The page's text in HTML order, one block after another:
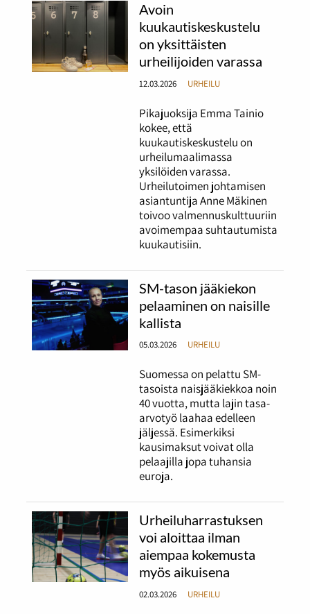
Avoin
kuukautiskeskustelu
on yksittäisten
urheilijoiden varassa
12.03.2026 URHEILU
Pikajuoksija Emma Tainio
kokee, että
kuukautiskeskustelu on
urheilumaalimassa
yksilöiden varassa.
Urheilutoimen johtamisen
asiantuntija Anne Mäkinen
toivoo valmennuskulttuuriin
avoimempaa suhtautumista
kuukautisiin.
SM-tason jääkiekon
pelaaminen on naisille
kallista
05.03.2026 URHEILU
Suomessa on pelattu SM-
tasoista naisjääkiekkoa noin
40 vuotta, mutta lajin tasa-
arvotyö laahaa edelleen
jäljessä. Esimerkiksi
kausimaksut voivat olla
pelaajilla jopa tuhansia
euroja.
Urheiluharrastuksen
voi aloittaa ilman
aiempaa kokemusta
myös aikuisena
02.03.2026 URHEILU